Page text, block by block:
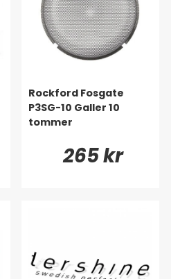
Rockford Fosgate
P3SG-10 Galler 10
tommer
265 kr